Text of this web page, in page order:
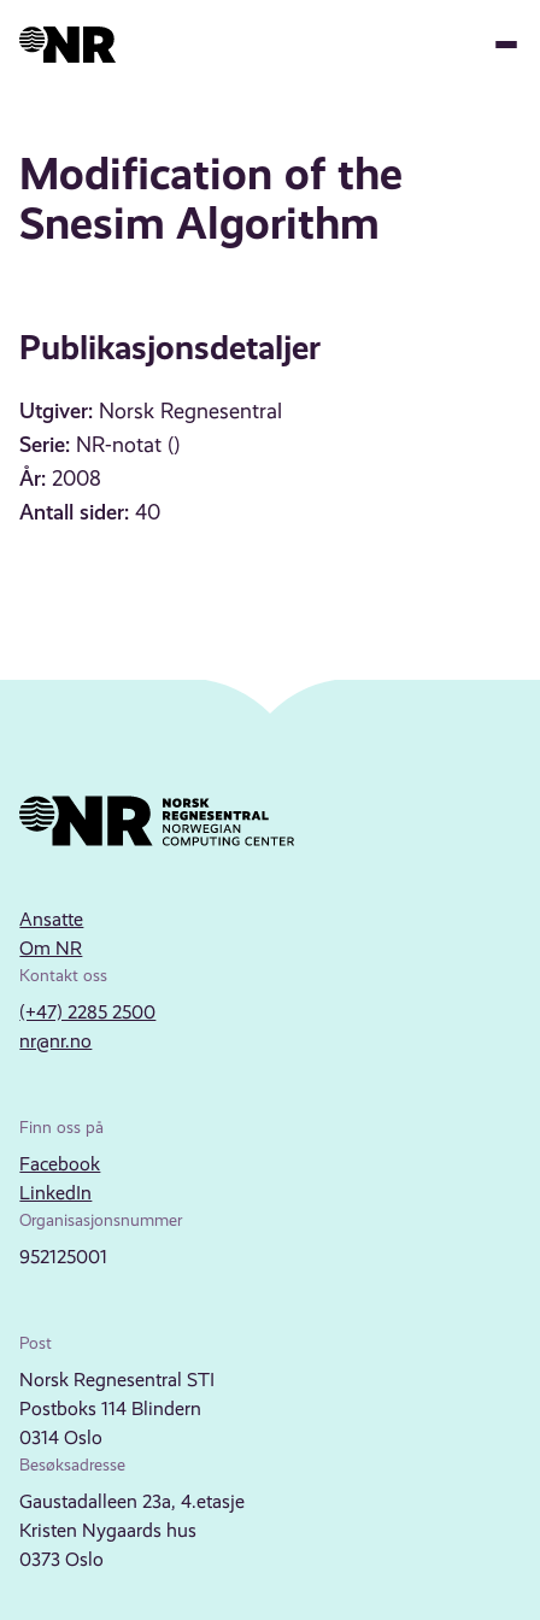
Modification of the
Snesim Algorithm
Publikasjonsdetaljer
Utgiver: Norsk Regnesentral
Serie: NR-notat ()
År: 2008
Antall sider: 40
Ansatte
Om NR
Kontakt oss
(+47) 2285 2500
nr@nr.no
Finn oss på
Facebook
LinkedIn
Organisasjonsnummer
952125001
Post
Norsk Regnesentral STI
Postboks 114 Blindern
0314 Oslo
Besøksadresse
Gaustadalleen 23a, 4.etasje
Kristen Nygaards hus
0373 Oslo